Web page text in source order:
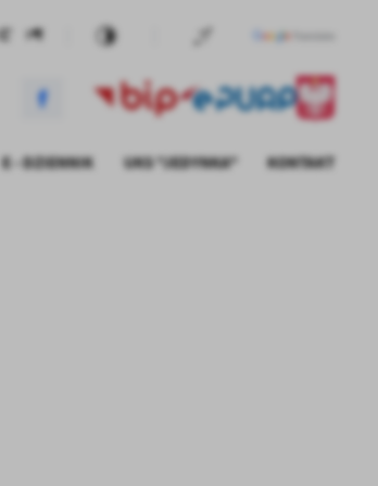
E - DZIENNIK UKS "JEDYNKA" KONTAKT